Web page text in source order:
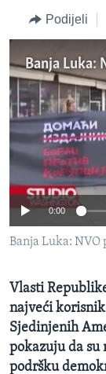
SLOBODA
IZBJEGLIČKA
MAGAZIN
O GLASU
Learning English
PRATITE NAS
Jezici
Podijeli
No
0:00
Banja Luka:
Vlasti
najveći
Sjedinjenih
pokazuju da su
podršku